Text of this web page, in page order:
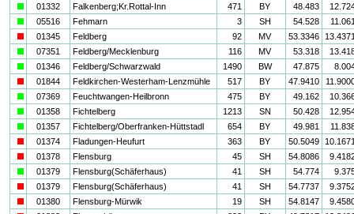
01332 Falkenberg;Kr.Rottal-Inn 471 BY 48.483
05516 Fehmarn 3 SH 54.528
01345 Feldberg 92 MV 53.3346
07351 Feldberg/Mecklenburg 116 MV 53.318
01346 Feldberg/Schwarzwald 1490 BW 47.875
01844 Feldkirchen-Westerham-Lenzmühle 517 BY 47.9410
07369 Feuchtwangen-Heilbronn 475 BY 49.162
01358 Fichtelberg 1213 SN 50.428
01357 Fichtelberg/Oberfranken-Hüttstadl 654 BY 49.981
01374 Fladungen-Heufurt 363 BY 50.5049
01378 Flensburg 45 SH 54.8086
01379 Flensburg(Schäferhaus) 41 SH 54.774
01379 Flensburg(Schäferhaus) 41 SH 54.7737
01380 Flensburg-Mürwik 19 SH 54.8147